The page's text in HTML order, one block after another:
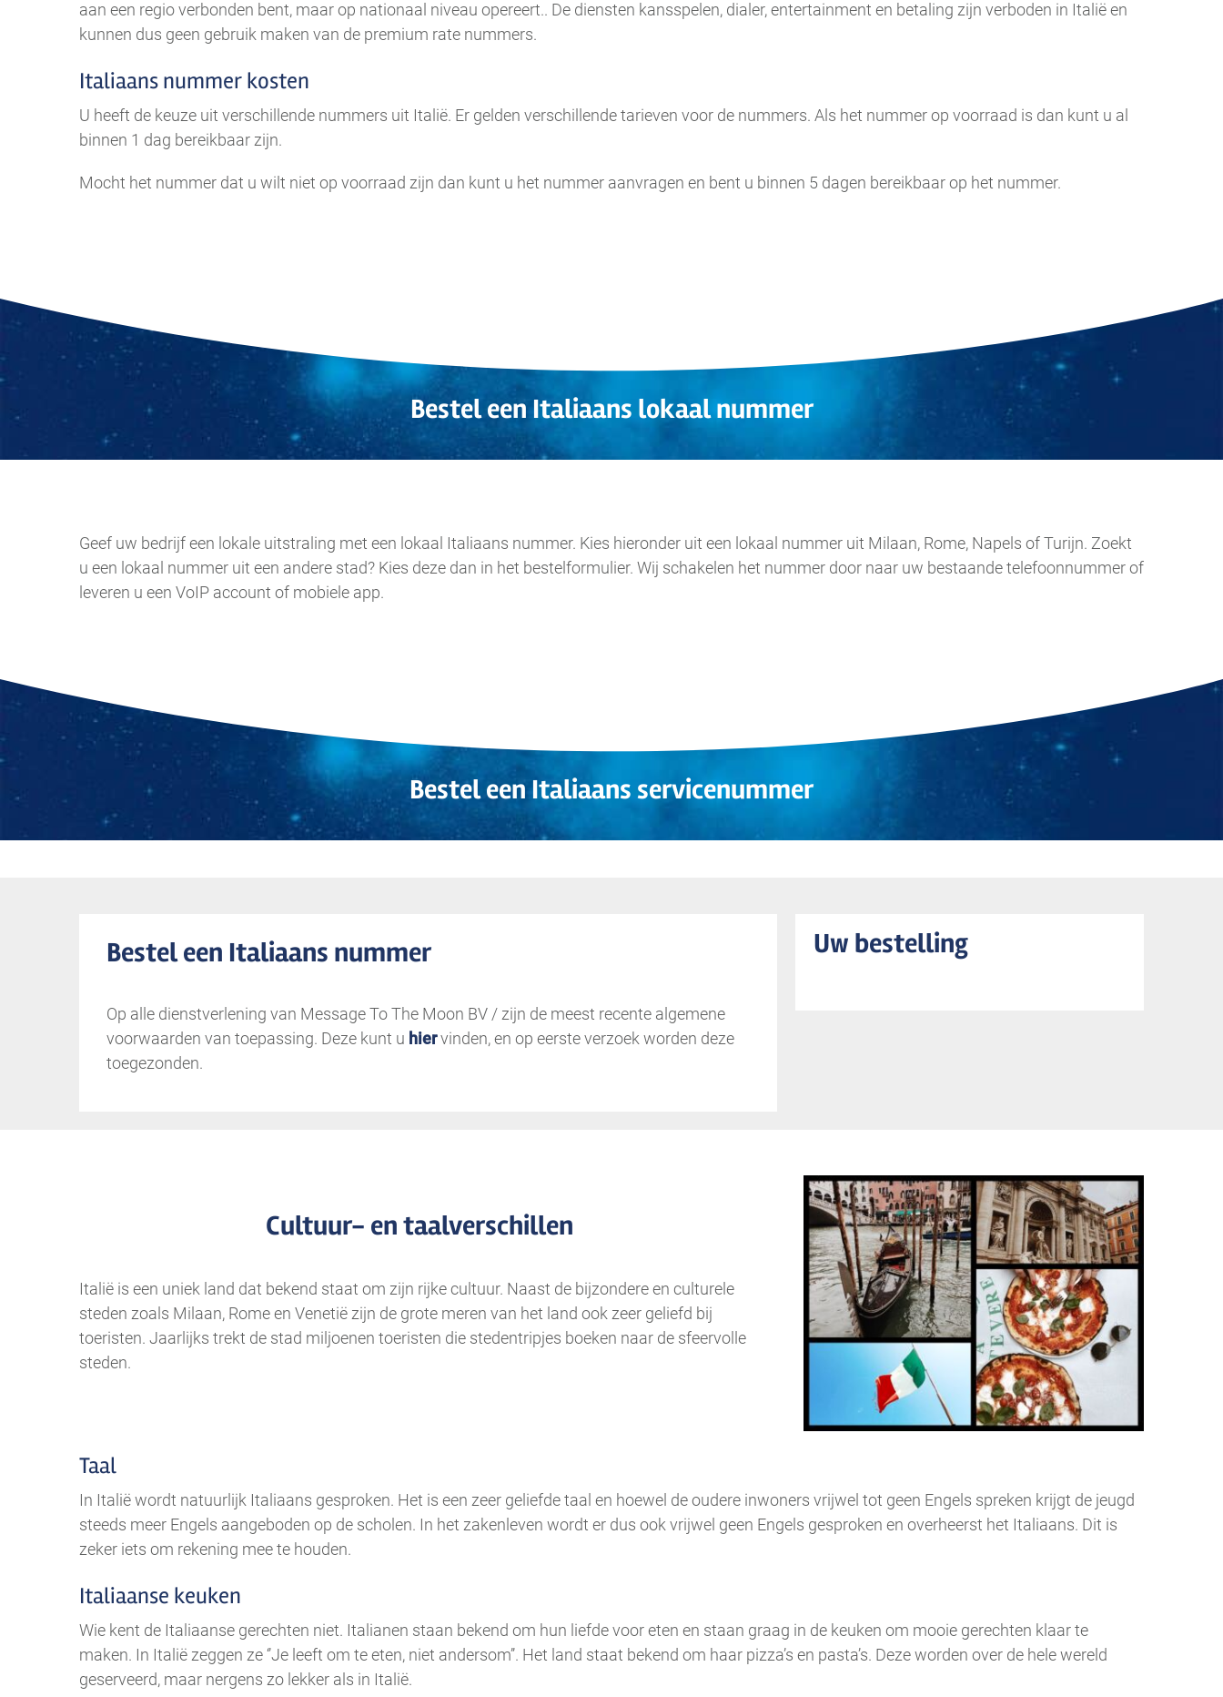
aan een regio verbonden bent, maar op nationaal niveau opereert.. De diensten kansspelen, dialer, entertainment en betaling zijn verboden in Italië en
kunnen dus geen gebruik maken van de premium rate nummers.
Italiaans nummer kosten
U heeft de keuze uit verschillende nummers uit Italië. Er gelden verschillende tarieven voor de nummers. Als het nummer op voorraad is dan kunt u al
binnen 1 dag bereikbaar zijn.
Mocht het nummer dat u wilt niet op voorraad zijn dan kunt u het nummer aanvragen en bent u binnen 5 dagen bereikbaar op het nummer.
Bestel een Italiaans lokaalnummer
Geef uw bedrijf een lokale uitstraling met een lokaal Italiaans nummer. Kies hieronder uit een lokaal nummer uit Milaan, Rome, Napels of Turijn. Zoekt
u een lokaal nummer uit een andere stad? Kies deze dan in het bestelformulier. Wij schakelen het nummer door naar uw bestaande telefoonnummer of
leveren u een VoIP account of mobiele app.
Bestel een Italiaans servicenummer
Bestel een Italiaans nummer
Op alle dienstverlening van Message To The Moon BV / zijn de meest recente algemene
voorwaarden van toepassing. Deze kunt u hiervinden, en op eerste verzoek worden deze
toegezonden.
Uw bestelling
Cultuur- en taalverschillen
Italië is een uniek land dat bekend staat om zijn rijke cultuur. Naast de bijzondere en culturele
steden zoals Milaan, Rome en Venetië zijn de grote meren van het land ook zeer geliefd bij
toeristen. Jaarlijks trekt de stad miljoenen toeristen die stedentripjes boeken naar de sfeervolle
steden.
Taal
In Italië wordt natuurlijk Italiaans gesproken. Het is een zeer geliefde taal en hoewel de oudere inwoners vrijwel tot geen Engels spreken krijgt de jeugd
steeds meer Engels aangeboden op de scholen. In het zakenleven wordt er dus ook vrijwel geen Engels gesproken en overheerst het Italiaans. Dit is
zeker iets om rekening mee te houden.
Italiaanse keuken
Wie kent de Italiaanse gerechten niet. Italianen staan bekend om hun liefde voor eten en staan graag in de keuken om mooie gerechten klaar te
maken. In Italië zeggen ze ‘’Je leeft om te eten, niet andersom’’. Het land staat bekend om haar pizza’s en pasta’s. Deze worden over de hele wereld
geserveerd, maar nergens zo lekker als in Italië.